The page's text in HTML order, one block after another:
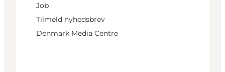
Job
Tilmeld nyhedsbrev
Denmark Media Centre